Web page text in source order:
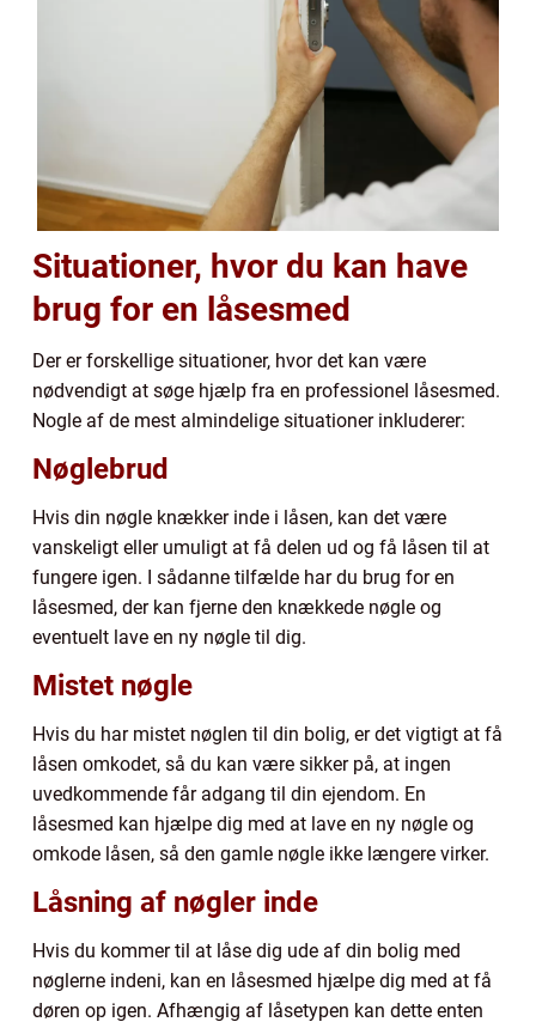
Situationer, hvor du kan have
brug for en låsesmed
Der er forskellige situationer, hvor det kan være
nødvendigt at søge hjælp fra en professionel låsesmed.
Nogle af de mest almindelige situationer inkluderer:
Nøglebrud
Hvis din nøgle knækker inde i låsen, kan det være
vanskeligt eller umuligt at få delen ud og få låsen til at
fungere igen. I sådanne tilfælde har du brug for en
låsesmed, der kan fjerne den knækkede nøgle og
eventuelt lave en ny nøgle til dig.
Mistet nøgle
Hvis du har mistet nøglen til din bolig, er det vigtigt at få
låsen omkodet, så du kan være sikker på, at ingen
uvedkommende får adgang til din ejendom. En
låsesmed kan hjælpe dig med at lave en ny nøgle og
omkode låsen, så den gamle nøgle ikke længere virker.
Låsning af nøgler inde
Hvis du kommer til at låse dig ude af din bolig med
nøglerne indeni, kan en låsesmed hjælpe dig med at få
døren op igen. Afhængig af låsetypen kan dette enten